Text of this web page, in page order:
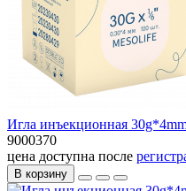
Игла инъекционная
9000370
цена доступна после
В корзину